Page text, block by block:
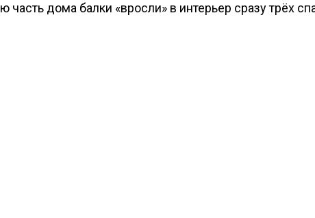
дома балки «вросли» в интерьер сразу трёх